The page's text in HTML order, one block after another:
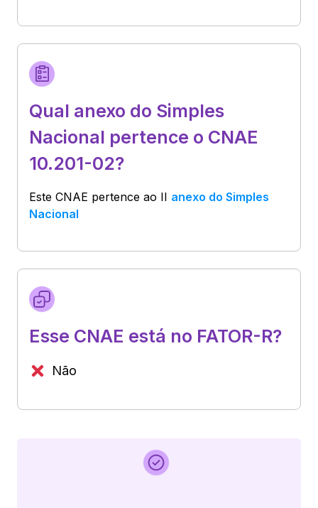
Qual anexo do Simples
Nacional pertence o CNAE
10.201-02?
Este CNAE pertence ao II anexo do Simples
Nacional
Esse CNAE está no FATOR-R?
Não